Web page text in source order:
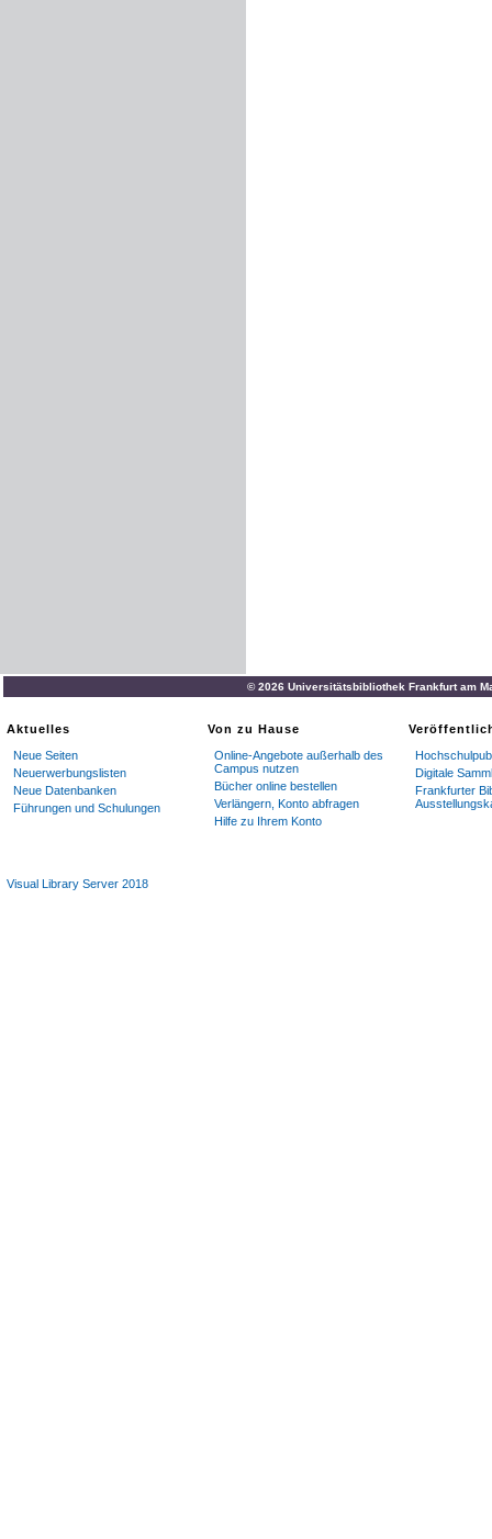
© 2026 Universitätsbibliothek Frankfurt am
Aktuelles
Neue Seiten
Neuerwerbungslisten
Neue Datenbanken
Führungen und Schulungen
Von zu Hause
Online-Angebote außerhalb des
Campus nutzen
Bücher online bestellen
Verlängern, Konto abfragen
Hilfe zu Ihrem Konto
Digitale
Frankfurter
Visual Library Server 2018